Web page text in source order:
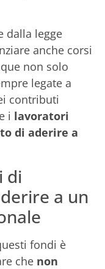
dalla legge
anche corsi
non solo
legate a
contributi
i lavoratori
di aderire a
di
a un
fondi è
che non